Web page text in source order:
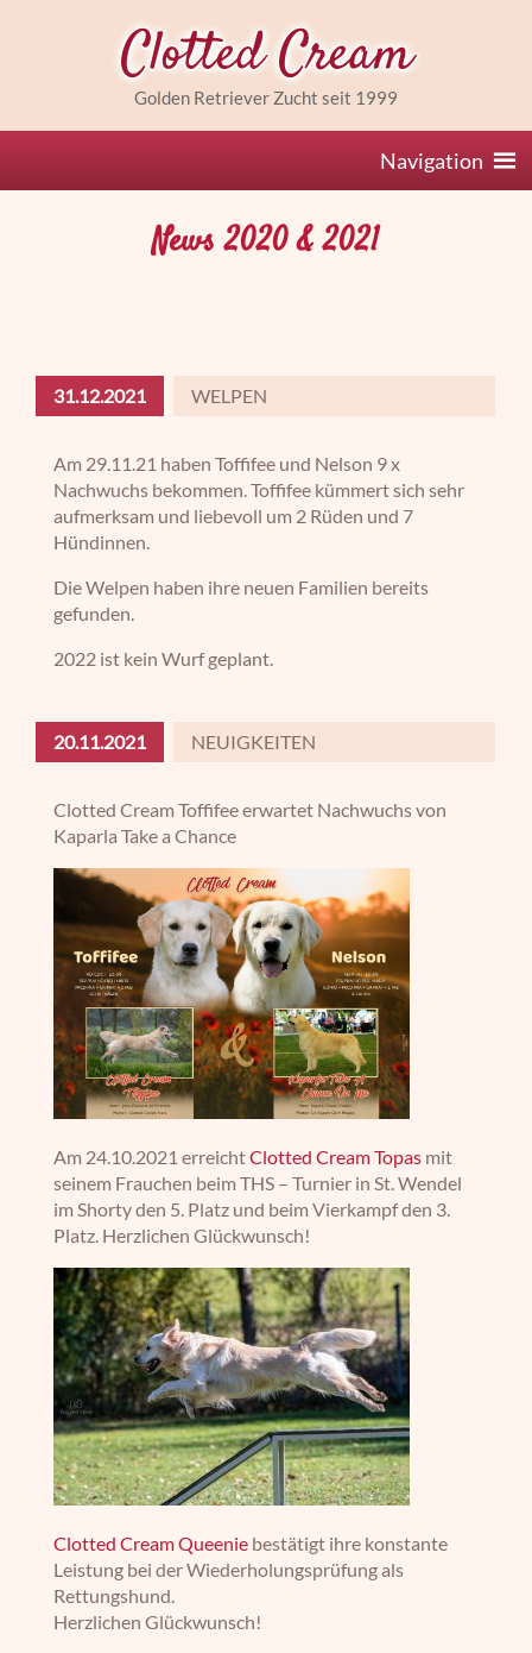
Clotted Cream
Golden Retriever Zucht seit 1999
Navigation
News 2020 & 2021
31.12.2021 WELPEN
Am 29.11.21 haben Toffifee und Nelson 9 x
Nachwuchs bekommen. Toffifee kümmert sich sehr
aufmerksam und liebevoll um 2 Rüden und 7
Hündinnen.
Die Welpen haben ihre neuen Familien bereits
gefunden.
2022 ist kein Wurf geplant.
20.11.2021 NEUIGKEITEN
Clotted Cream Toffifee erwartet Nachwuchs von
Kaparla Take a Chance
Am 24.10.2021 erreichtClotted Cream Topas mit
seinem Frauchen beim THS – Turnier in St. Wendel
im Shorty den 5. Platz und beim Vierkampf den 3.
Platz. Herzlichen Glückwunsch!
Clotted Cream Queenie bestätigt ihre konstante
Leistung bei der Wiederholungsprüfung als
Rettungshund.
Herzlichen Glückwunsch!